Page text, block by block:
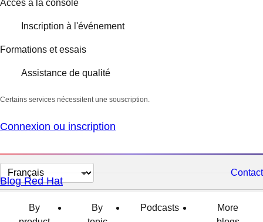
Accès à la console
Inscription à l'événement
Formations et essais
Assistance de qualité
Certains services nécessitent une souscription.
Connexion ou inscription
Changer
la
langue
Contact
Blog Red Hat
By
By
Podcasts
More